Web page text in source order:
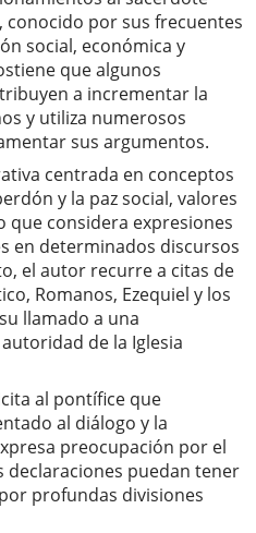
conocido por sus frecuentes
social, económica y
que algunos
a incrementar la
y utiliza numerosos
sus argumentos.
centrada en conceptos
y la paz social, valores
que considera expresiones
en determinados discursos
el autor recurre a citas de
Romanos, Ezequiel y los
llamado a una
de la Iglesia
al pontífice que
al diálogo y la
preocupación por el
puedan tener
profundas divisiones